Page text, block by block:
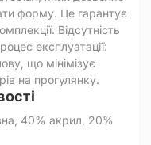
форму. Це гарантує
Відсутність
експлуатації:
що мінімізує
на прогулянку.
40% акрил, 20%